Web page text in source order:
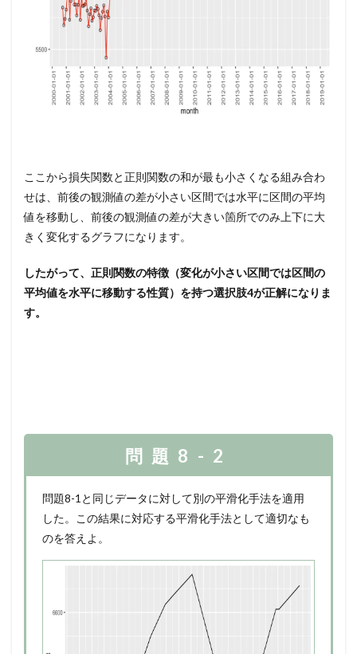
ここから損失関数と正則関数の和が最も小さくなる組み合わ
せは、前後の観測値の差が小さい区間では水平に区間の平均
値を移動し、前後の観測値の差が大きい箇所でのみ上下に大
きく変化するグラフになります。
したがって、正則関数の特徴（変化が小さい区間では区間の
平均値を水平に移動する性質）を持つ選択肢4が正解になりま
す。
問題8-2
問題8-1と同じデータに対して別の平滑化手法を適用
した。この結果に対応する平滑化手法として適切なも
のを答えよ。